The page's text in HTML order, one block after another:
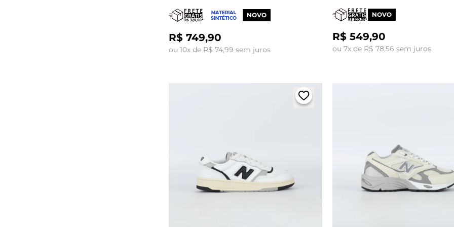
NOVO
R$ 749,90
ou 10x de R$ 74,99 sem juros
NOVO
R$ 549,90
ou 7x de R$ 78,56 sem juros